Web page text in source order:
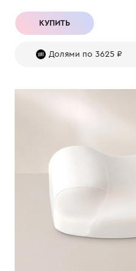
КУПИТЬ
Долями по 3625 ₽